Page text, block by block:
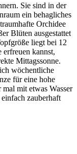
Sie sind in der
ein behagliches
Orchidee
Blüten ausgestattet
liegt bei 12
kannst,
Mittagssonne.
wöchentliche
für eine hohe
mit etwas Wasser
zauberhaft